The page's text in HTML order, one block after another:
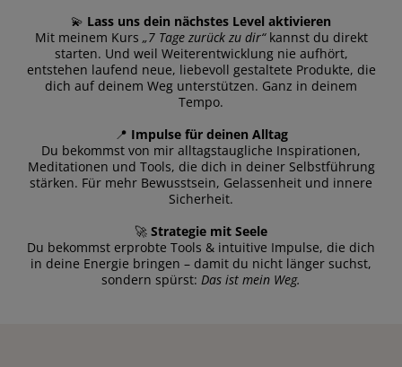
💫 Lass uns dein nächstes Level aktivieren
Mit meinem Kurs „7 Tage zurück zu dir“kannst du direkt
starten. Und weil Weiterentwicklung nie aufhört,
entstehen laufend neue, liebevoll gestaltete Produkte, die
dich auf deinem Weg unterstützen. Ganz in deinem
Tempo.
📍 Impulse für deinen Alltag
Du bekommst von mir alltagstaugliche Inspirationen,
Meditationen und Tools, die dich in deiner Selbstführung
stärken. Für mehr Bewusstsein, Gelassenheit und innere
Sicherheit.
🚀 Strategie mit Seele
Du bekommst erprobte Tools & intuitive Impulse, die dich
in deine Energie bringen – damit du nicht länger suchst,
sondern spürst: Das ist mein Weg.